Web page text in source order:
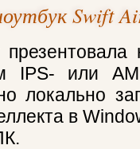
Swift
или
локально
в